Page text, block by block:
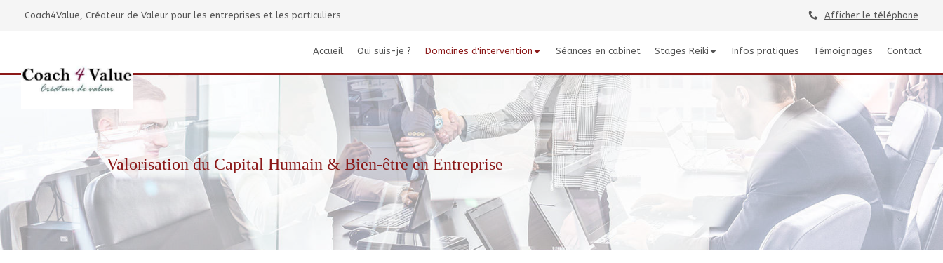
Coach4Value, Créateur de Valeur pour les entreprises et les particuliers Afficher le téléphone
Accueil Qui suis-je ? Domaines d'intervention Séances en cabinet Stages Reiki Infos pratiques Témoignages Contact
Valorisation du Capital Humain & Bien-être en Entreprise